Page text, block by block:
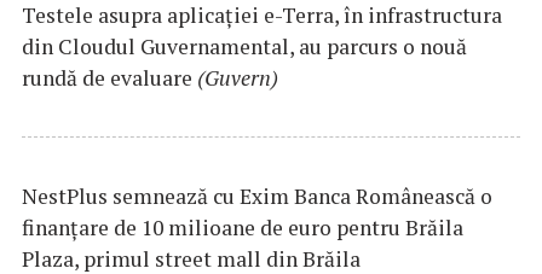
Testele asupra aplicaţiei e-Terra, în infrastructura
din Cloudul Guvernamental, au parcurs o nouă
rundă de evaluare (Guvern)
NestPlus semnează cu Exim Banca Românească o
finanțare de 10 milioane de euro pentru Brăila
Plaza, primul street mall din Brăila